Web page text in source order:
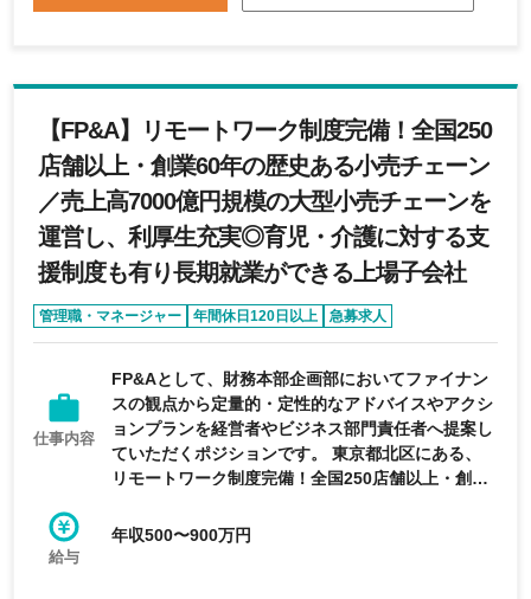
【FP&A】リモートワーク制度完備！全国250
店舗以上・創業60年の歴史ある小売チェーン
／売上高7000億円規模の大型小売チェーンを
運営し、利厚生充実◎育児・介護に対する支
援制度も有り長期就業ができる上場子会社
管理職・マネージャー 年間休日120日以上
急募求人
育休・産休実績あり
女性活躍
仕事内容
FP&Aとして、財務本部企画部においてファイナン
スの観点から定量的・定性的なアドバイスやアクシ
ョンプランを経営者やビジネス部門責任者へ提案し
ていただくポジションです。 東京都北区にある、
リモートワーク制度完備！全国250店舗以上・創業
模の大型小売チェーンを運営し、利厚生充実◎育
給与
年収500〜900万円